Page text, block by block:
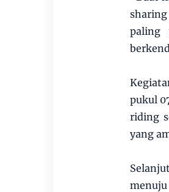
sharing
paling
pukul
riding
yang